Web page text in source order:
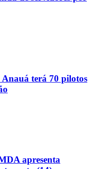
Anauá terá 70 pilotos
apresenta